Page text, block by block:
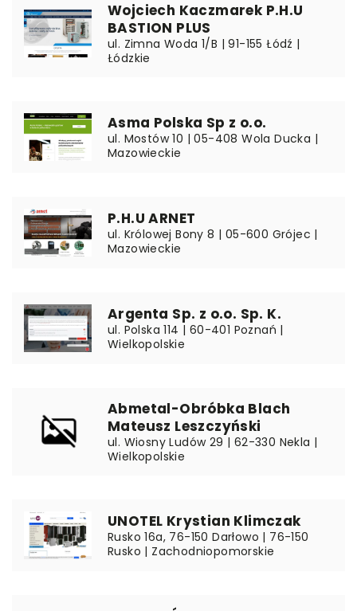
Wojciech Kaczmarek P.H.U
BASTION PLUS
ul. Zimna Woda 1/B | 91-155 Łódź |
Łódzkie
Asma Polska Sp z o.o.
ul. Mostów 10 | 05-408 Wola Ducka |
Mazowieckie
P.H.U ARNET
ul. Królowej Bony 8 | 05-600 Grójec |
Mazowieckie
Argenta Sp. z o.o. Sp. K.
ul. Polska 114 | 60-401 Poznań |
Wielkopolskie
Abmetal-Obróbka Blach
Mateusz Leszczyński
ul. Wiosny Ludów 29 | 62-330 Nekla |
Wielkopolskie
UNOTEL Krystian Klimczak
Rusko 16a, 76-150 Darłowo | 76-150
Rusko | Zachodniopomorskie